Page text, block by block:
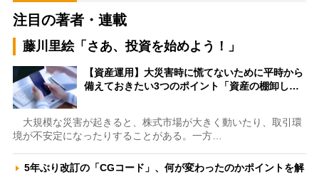
注目の著者・連載
藤川里絵「さあ、投資を始めよう！」
【資産運用】大災害時に慌てないために平時から
備えておきたい3つのポイント「資産の棚卸し…
大規模な災害が起きると、株式市場が大きく動いたり、取引環
境が不安定になったりすることがある。一方…
5年ぶり改訂の「CGコード」、何が変わったのかポイントを解